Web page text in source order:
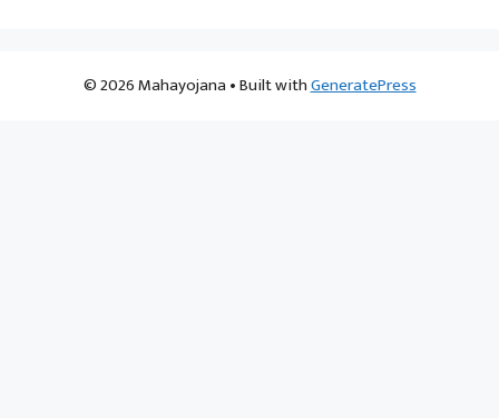
© 2026 Mahayojana • Built withGeneratePress